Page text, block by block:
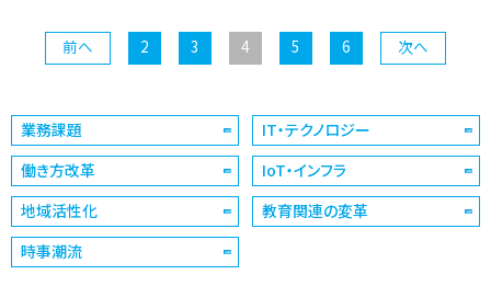
前へ 2 3 4 5 6 次へ
業務課題
IT・テクノロジー
働き方改革
IoT・インフラ
地域活性化
教育関連の変革
時事潮流